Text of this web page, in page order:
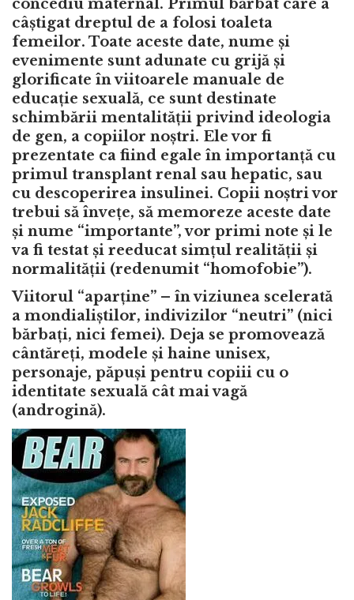
concediu maternal. Primul bărbat care a
câștigat dreptul de a folosi toaleta
femeilor. Toate aceste date, nume și
evenimente sunt adunate cu grijă și
glorificate în viitoarele manuale de
educație sexuală, ce sunt destinate
schimbării mentalității privind ideologia
de gen, a copiilor noștri. Ele vor fi
prezentate ca fiind egale în importanță cu
primul transplant renal sau hepatic, sau
cu descoperirea insulinei. Copii noștri vor
trebui să învețe, să memoreze aceste date
și nume “importante”, vor primi note și le
va fi testat și reeducat simțul realității și
normalității (redenumit “homofobie”).
Viitorul “aparține” – în viziunea scelerată
a mondialiștilor, indivizilor “neutri” (nici
bărbați, nici femei). Deja se promovează
cântăreți, modele și haine unisex,
personaje, păpuși pentru copiii cu o
identitate sexuală cât mai vagă
(androgină).